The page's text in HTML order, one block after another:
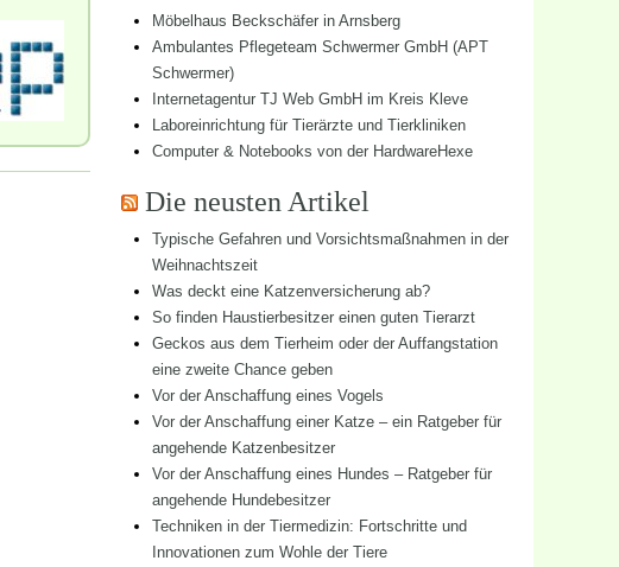
Möbelhaus Beckschäfer in Arnsberg
Ambulantes Pflegeteam Schwermer GmbH (APT
Schwermer)
Internetagentur TJ Web GmbH im Kreis Kleve
Laboreinrichtung für Tierärzte und Tierkliniken
Computer & Notebooks von der HardwareHexe
Die neusten Artikel
Typische Gefahren und Vorsichtsmaßnahmen in der
Weihnachtszeit
Was deckt eine Katzenversicherung ab?
So finden Haustierbesitzer einen guten Tierarzt
Geckos aus dem Tierheim oder der Auffangstation
eine zweite Chance geben
Vor der Anschaffung eines Vogels
Vor der Anschaffung einer Katze – ein Ratgeber für
angehende Katzenbesitzer
Vor der Anschaffung eines Hundes – Ratgeber für
angehende Hundebesitzer
Techniken in der Tiermedizin: Fortschritte und
Innovationen zum Wohle der Tiere